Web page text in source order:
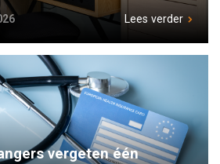
Lees verder
vergeten één